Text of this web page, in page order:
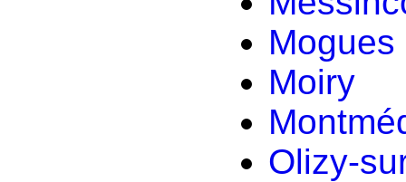
Mogues
Moiry
Olizy-